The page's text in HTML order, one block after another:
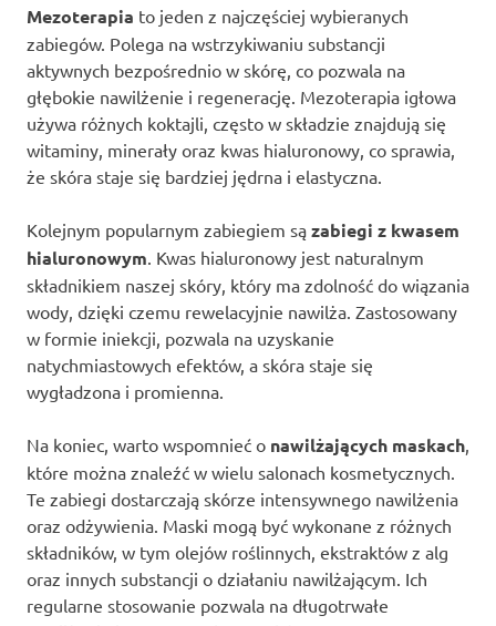
Mezoterapia to jeden z najczęściej wybieranych
zabiegów. Polega na wstrzykiwaniu substancji
aktywnych bezpośrednio w skórę, co pozwala na
głębokie nawilżenie i regenerację. Mezoterapia igłowa
używa różnych koktajli, często w składzie znajdują się
witaminy, minerały oraz kwas hialuronowy, co sprawia,
że skóra staje się bardziej jędrna i elastyczna.
Kolejnym popularnym zabiegiem są zabiegi z kwasem
hialuronowym. Kwas hialuronowy jest naturalnym
składnikiem naszej skóry, który ma zdolność do wiązania
wody, dzięki czemu rewelacyjnie nawilża. Zastosowany
w formie iniekcji, pozwala na uzyskanie
natychmiastowych efektów, a skóra staje się
wygładzona i promienna.
Na koniec, warto wspomnieć o nawilżających maskach,
które można znaleźć w wielu salonach kosmetycznych.
Te zabiegi dostarczają skórze intensywnego nawilżenia
oraz odżywienia. Maski mogą być wykonane z różnych
składników, w tym olejów roślinnych, ekstraktów z alg
oraz innych substancji o działaniu nawilżającym. Ich
regularne stosowanie pozwala na długotrwałe